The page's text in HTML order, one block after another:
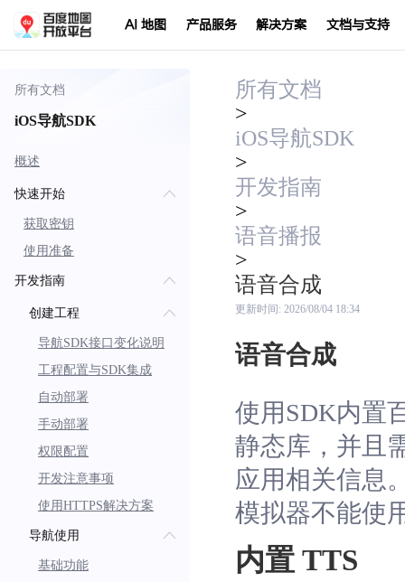
AI 地图 产品服务 解决方案 文档与支持
所有文档
iOS导航SDK
概述
快速开始
获取密钥
使用准备
开发指南
创建工程
导航SDK接口变化说明
工程配置与SDK集成
自动部署
手动部署
权限配置
开发注意事项
使用HTTPS解决方案
导航使用
基础功能
所有文档
>
iOS导航SDK
>
开发指南
>
语音播报
>
语音合成
更新时间: 2026/08/04 18:34
语音合成
使用SDK内置
静态库，并且
应用相关信息
模拟器不能使
内置 TTS